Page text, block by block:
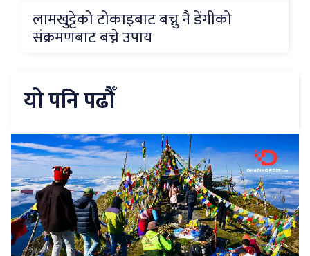
लामखुट्टेको टोकाइबाट बच्नु नै डेंगीको
संक्रमणबाट बच्ने उपाय
यो पनि पढौँ